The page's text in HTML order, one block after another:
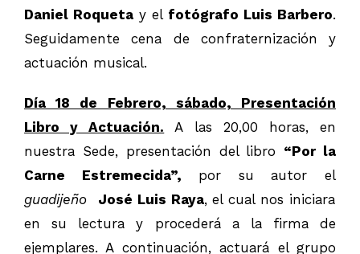
Daniel Roqueta y el fotógrafo Luis Barbero.
Seguidamente cena de confraternización y
actuación musical.
Día 18 de Febrero, sábado, Presentación
Libro y Actuación. A las 20,00 horas, en
nuestra Sede, presentación del libro “Por la
Carne Estremecida”, por su autor el
guadijeño
José Luis Raya, el cual nos iniciara
en su lectura y procederá a la firma de
ejemplares. A continuación, actuará el grupo